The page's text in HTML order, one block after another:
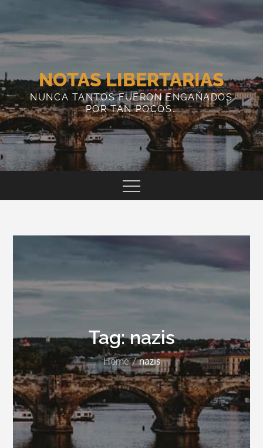
content
NOTAS LIBERTARIAS
NUNCA TANTOS FUERON ENGAÑADOS
POR TAN POCOS…
Tag:nazis
Home nazis